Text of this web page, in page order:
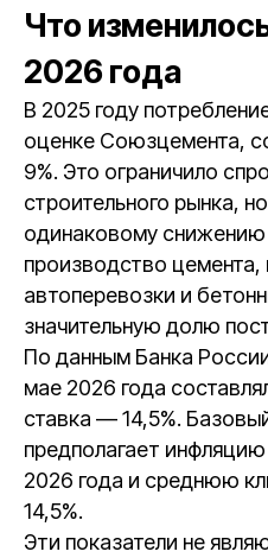
Что
2026 года
В 2025 году
оценке Союзцемента,
9%. Это ограничило
строительного рынка,
одинаковому снижению
производство цемента,
автоперевозки и
значительную долю
По данным Банка
мае 2026 года
ставка — 14,5%.
предполагает
2026 года и среднюю
14,5%.
Эти показатели не